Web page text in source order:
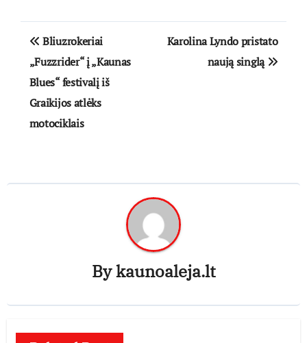
Navigacija
tarp
įrašų
Bliuzrokeriai
„Fuzzrider“ į „Kaunas
Blues“ festivalį iš
Graikijos atlėks
motociklais
Karolina Lyndo pristato
naują singlą
Bykaunoaleja.lt